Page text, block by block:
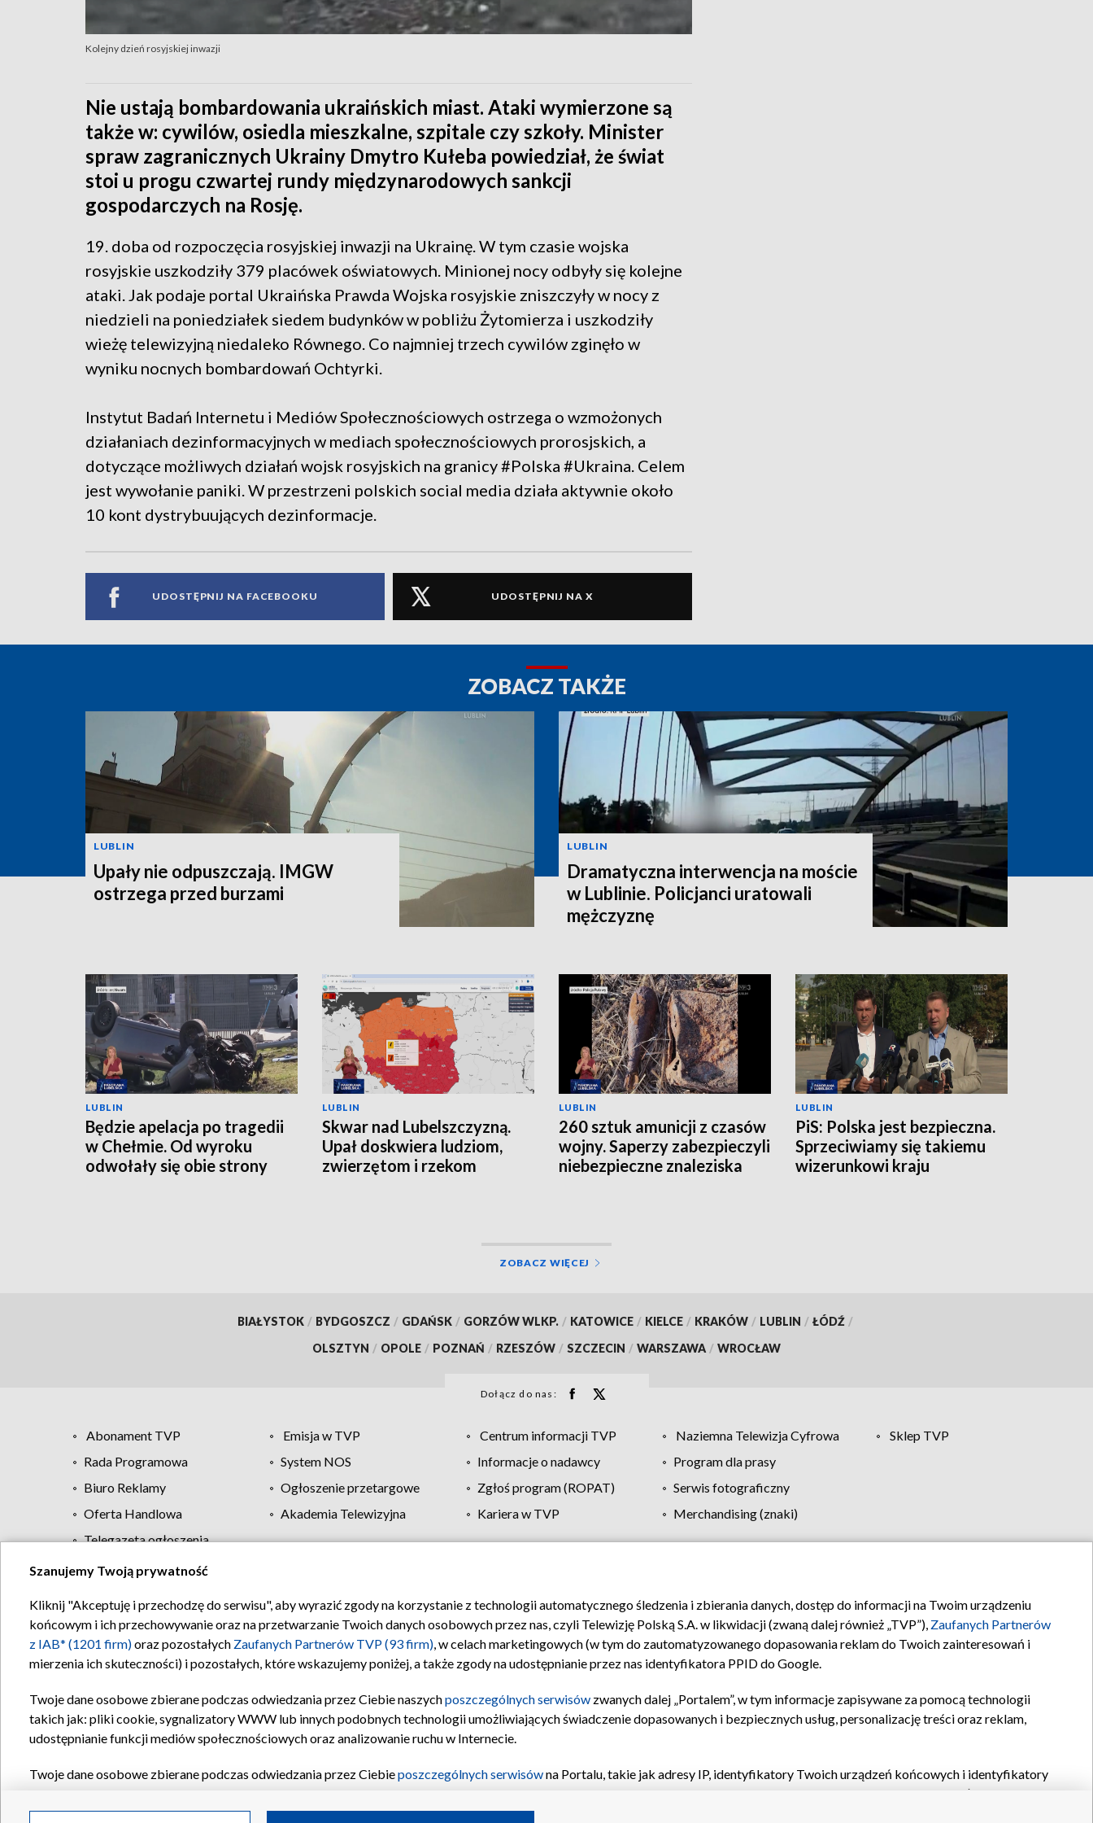
Kolejny dzień rosyjskiej inwazji
Nie ustają bombardowania ukraińskich miast. Ataki wymierzone są
także w: cywilów, osiedla mieszkalne, szpitale czy szkoły. Minister
spraw zagranicznych Ukrainy Dmytro Kułeba powiedział, że świat
stoi u progu czwartej rundy międzynarodowych sankcji
gospodarczych na Rosję.
19. doba od rozpoczęcia rosyjskiej inwazji na Ukrainę. W tym czasie wojska
rosyjskie uszkodziły 379 placówek oświatowych. Minionej nocy odbyły się kolejne
ataki. Jak podaje portal Ukraińska Prawda Wojska rosyjskie zniszczyły w nocy z
niedzieli na poniedziałek siedem budynków w pobliżu Żytomierza i uszkodziły
wieżę telewizyjną niedaleko Równego. Co najmniej trzech cywilów zginęło w
wyniku nocnych bombardowań Ochtyrki.
Instytut Badań Internetu i Mediów Społecznościowych ostrzega o wzmożonych
działaniach dezinformacyjnych w mediach społecznościowych prorosjskich, a
dotyczące możliwych działań wojsk rosyjskich na granicy #Polska #Ukraina. Celem
jest wywołanie paniki. W przestrzeni polskich social media działa aktywnie około
10 kont dystrybuujących dezinformacje.
UDOSTĘPNIJ NA FACEBOOKU UDOSTĘPNIJ NA X
ZOBACZ TAKŻE
LUBLIN
Upały nie odpuszczają. IMGW
ostrzega przed burzami
LUBLIN
Dramatyczna interwencja na moście
w Lublinie. Policjanci uratowali
mężczyznę
LUBLIN
Będzie apelacja po tragedii
w Chełmie. Od wyroku
odwołały się obie strony
LUBLIN
Skwar nad Lubelszczyzną.
Upał doskwiera ludziom,
zwierzętom i rzekom
LUBLIN
260 sztuk amunicji z czasów
wojny. Saperzy zabezpieczyli
niebezpieczne znaleziska
LUBLIN
PiS: Polska jest bezpieczna.
Sprzeciwiamy się takiemu
wizerunkowi kraju
ZOBACZ WIĘCEJ
BIAŁYSTOK / BYDGOSZCZ / GDAŃSK / GORZÓW WLKP. / KATOWICE / KIELCE / KRAKÓW / LUBLIN / ŁÓDŹ /
OLSZTYN / OPOLE / POZNAŃ / RZESZÓW / SZCZECIN / WARSZAWA / WROCŁAW
Dołącz do nas:
Abonament TVP Emisja w TVP Centrum informacji TVP Naziemna Telewizja Cyfrowa
Sklep TVP
Rada Programowa
System NOS Informacje o nadawcy
Program dla prasy
Biuro Reklamy
Ogłoszenie przetargowe Zgłoś program (ROPAT)
Serwis fotograficzny
Oferta Handlowa
Akademia Telewizyjna Kariera w TVP
Merchandising (znaki)
Telegazeta ogłoszenia
Regulamin TVP Polityka prywatności Moje zgody Pomoc Biuro reklamy Kontakt
Szanujemy Twoją prywatność
Kliknij "Akceptuję i przechodzę do serwisu", aby wyrazić zgody na korzystanie z technologii automatycznego śledzenia i zbierania danych, dostęp do informacji na Twoim urządzeniu
końcowym i ich przechowywanie oraz na przetwarzanie Twoich danych osobowych przez nas, czyli Telewizję Polską S.A. w likwidacji (zwaną dalej również „TVP”), Zaufanych Partnerów
z IAB* (1201 firm)oraz pozostałych Zaufanych Partnerów TVP (93 firm), w celach marketingowych (w tym do zautomatyzowanego dopasowania reklam do Twoich zainteresowań i
mierzenia ich skuteczności) i pozostałych, które wskazujemy poniżej, a także zgody na udostępnianie przez nas identyfikatora PPID do Google.
Twoje dane osobowe zbierane podczas odwiedzania przez Ciebie naszychposzczególnych serwisów zwanych dalej „Portalem”, w tym informacje zapisywane za pomocą technologii
takich jak: pliki cookie, sygnalizatory WWW lub innych podobnych technologii umożliwiających świadczenie dopasowanych i bezpiecznych usług, personalizację treści oraz reklam,
udostępnianie funkcji mediów społecznościowych oraz analizowanie ruchu w Internecie.
Twoje dane osobowe zbierane podczas odwiedzania przez Ciebieposzczególnych serwisówna Portalu, takie jak adresy IP, identyfikatory Twoich urządzeń końcowych i identyfikatory
oraz pozostałych
Partnerów TVPdla realizacji następujących celów i funkcji: przechowywania informacji na urządzeniu lub dostęp do nich, wyboru podstawowych reklam, wyboru spersonalizowanych